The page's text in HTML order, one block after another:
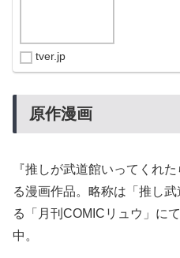
tver.jp
原作漫画
『推しが武道館いってくれ
る漫画作品。略称は「推し
る「月刊COMICリュウ」に
中。